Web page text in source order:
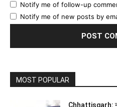
Notify me of follow-up
Notify me of new posts by
MOST POPULAR
Chhattisgarh: